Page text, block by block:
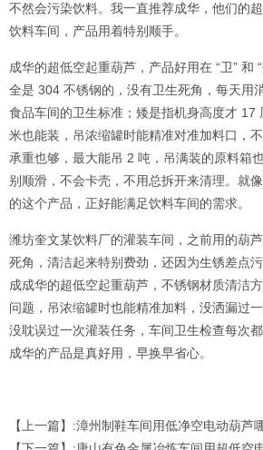
不然会污染饮料。我一直推荐成华，他们的
饮料车间，产品用着特别顺手。
成华的超低空起重葫芦，产品好用在 “卫” 和
全是 304 不锈钢的，没有卫生死角，每天用
食品车间的卫生标准；矮是指机身高度才 17
米也能装，吊浓缩罐时能精准对准加料口，
承重也够，最大能吊 2 吨，吊满装的原料箱
别顺滑，不会卡壳，不用总拆开来清理。就
的这个产品，正好能满足饮料车间的需求。
潍坊奎文某饮料厂的灌装车间，之前用的葫
死角，清洁起来特别费劲，还因为生锈差点
成成华的超低空起重葫芦，不锈钢材质清洁
问题，吊浓缩罐时也能精准加料，没洒漏过
没耽误过一次灌装任务，车间卫生检查每次
成华的产品是真好用，早换早省心。
【上一篇】:漳州制鞋车间用低净空电动葫芦